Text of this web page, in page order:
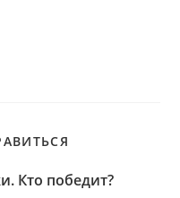
Кто победит?